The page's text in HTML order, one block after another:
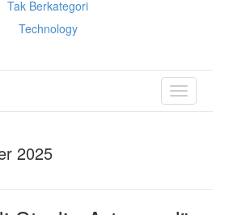
Tak Berkategori
Technology
TOGGLE
2025